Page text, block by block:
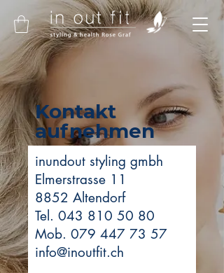
Kontakt
aufnehmen
inundout styling gmbh
Elmerstrasse 11
8852 Altendorf
Tel. 043 810 50 80
Mob. 079 447 73 57
info@inoutfit.ch